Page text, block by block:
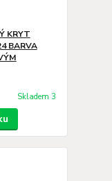
KRYT
BARVA
Skladem 3